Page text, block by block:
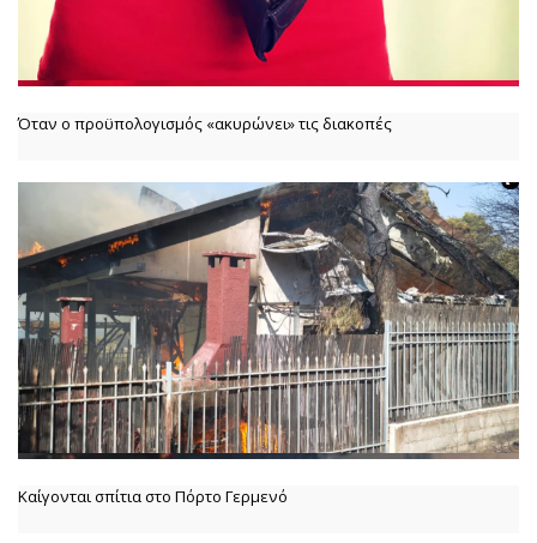
Όταν ο προϋπολογισμός «ακυρώνει» τις διακοπές
Καίγονται σπίτια στο Πόρτο Γερμενό